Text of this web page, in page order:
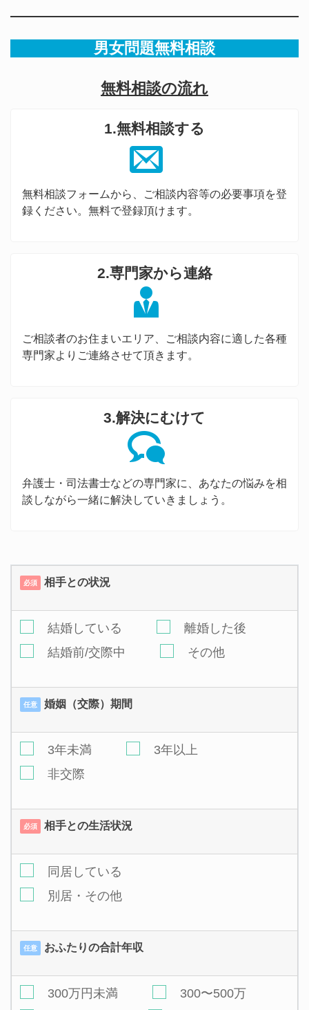
男女問題無料相談
無料相談の流れ
1.無料相談する
無料相談フォームから、ご相談内容等の必要事項を登
録ください。無料で登録頂けます。
2.専門家から連絡
ご相談者のお住まいエリア、ご相談内容に適した各種
専門家よりご連絡させて頂きます。
3.解決にむけて
弁護士・司法書士などの専門家に、あなたの悩みを相
談しながら一緒に解決していきましょう。
必須 相手との状況
結婚している
離婚した後
結婚前/交際中
その他
任意 婚姻（交際）期間
3年未満
3年以上
非交際
必須 相手との生活状況
同居している
別居・その他
任意 おふたりの合計年収
300万円未満
300〜500万